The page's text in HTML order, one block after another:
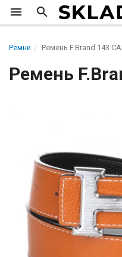
Ремни Ремень F.Brand 143
Ремень